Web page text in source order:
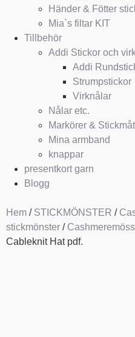
Händer & Fötter
Mia`s filtar KIT
Tillbehör
Addi Stickor och
Addi
Strumpstickor
Virknålar
Nålar etc.
Markörer &
Mina armband
knappar
presentkort garn
Blogg
Hem / STICKMÖNSTER /
stickmönster /
Cableknit Hat pdf.